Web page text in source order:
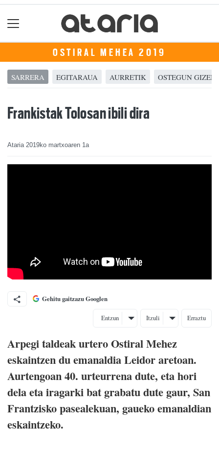
OSTIRAL MEHEA 2019
SARRERA EGITARAUA AURRETIK OSTEGUN
Frankistak Tolosan ibili dira
Ataria 2019ko martxoaren 1a
Gehitu gaitzazu Googlen
Entzun Itzuli Erraztu
Arpegi taldeak urtero Ostiral Mehez
eskaintzen du emanaldia Leidor aretoan.
Aurtengoan 40. urteurrena dute, eta hori
dela eta iragarki bat grabatu dute gaur, San
Frantzisko pasealekuan, gaueko emanaldian
eskaintzeko.